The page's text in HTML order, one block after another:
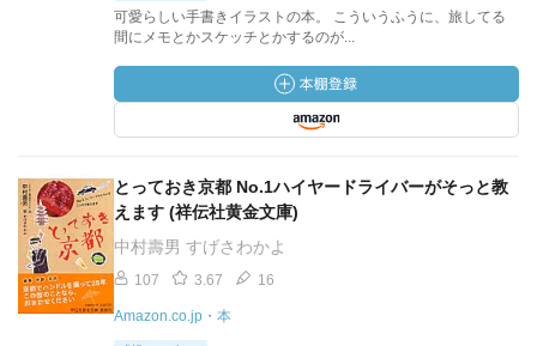
可愛らしい手書きイラストの本。 こういうふうに、旅してる
間にメモとかスケッチとかするのが...
とっておき京都 No.1ハイヤードライバーがそっと教
えます (祥伝社黄金文庫)
中村壽男 すげさわかよ
107 3.67 16
Amazon.co.jp・本